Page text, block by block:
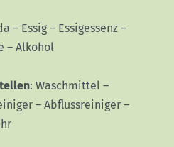
– Essig – Essigessenz –
– Alkohol
: Waschmittel –
– Abflussreiniger –